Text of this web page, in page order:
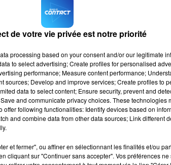
CONTACT
de votre vie privée est notre priorité
processing based on your consent and/or our legitimate
to select advertising; Create profiles for personalised
performance; Measure content performance;
sources; Develop and improve services; Create profiles to
data to select content; Ensure security, prevent and
and communicate privacy choices. These technologies
offer following functionalities: Identify devices based on
and combine data from other data sources; Link different
et fermer", ou affiner en sélectionnant les finalités et/ou
cliquant sur "Continuer sans accepter". Vos préférences